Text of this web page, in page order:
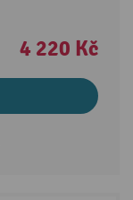
4 220 Kč